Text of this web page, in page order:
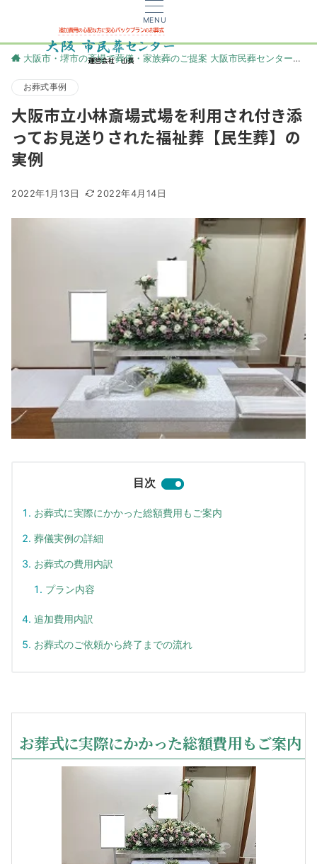
MENU
大阪市・堺市の斎場で葬儀・家族葬のご提案 大阪市民葬センター
お葬式事例
大阪市立小林斎場式場を利用され付き添
ってお見送りされた福祉葬【民生葬】の
実例
2022年1月13日 2022年4月14日
目次
お葬式に実際にかかった総額費用もご案内
葬儀実例の詳細
お葬式の費用内訳
プラン内容
追加費用内訳
お葬式のご依頼から終了までの流れ
お葬式に実際にかかった総額費用もご案内